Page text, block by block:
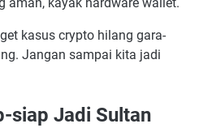
aman, kayak hardware wallet.
kasus crypto hilang gara-
Jangan sampai kita jadi
siap Jadi Sultan